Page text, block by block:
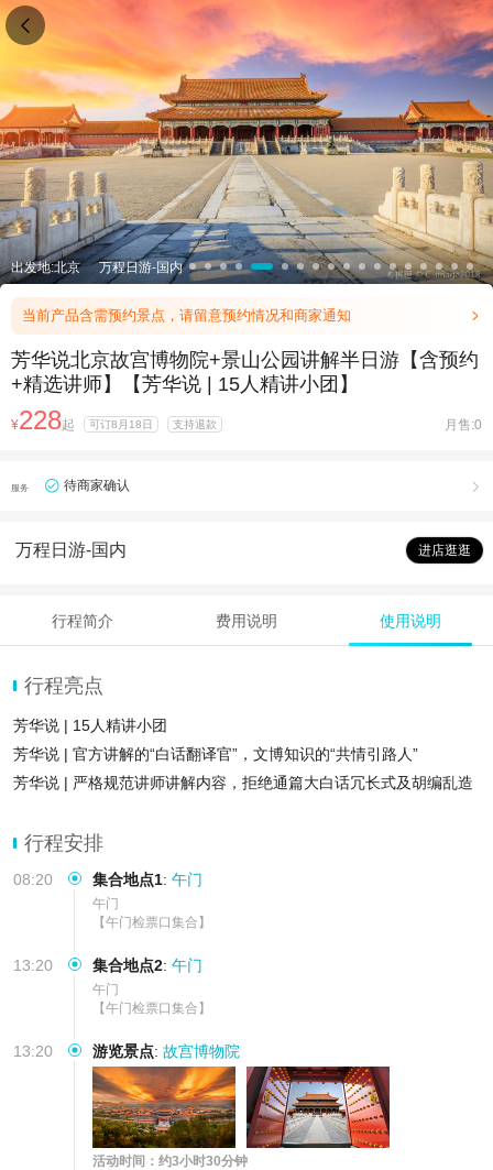
出发地:北京 万程日游-国内
当前产品含需预约景点，请留意预约情况和商家通知 
芳华说北京故宫博物院+景山公园讲解半日游【含预约
+精选讲师】【芳华说 | 15人精讲小团】
¥228起 可订8月18日 支持退款 月售:0
服务 待商家确认 
万程日游-国内 进店逛逛
行程简介 费用说明 使用说明
行程亮点
芳华说 | 15人精讲小团
芳华说 | 官方讲解的“白话翻译官”，文博知识的“共情引路人”
芳华说 | 严格规范讲师讲解内容，拒绝通篇大白话冗长式及胡编乱造
行程安排
08:20 集合地点1: 午门
午门
【午门检票口集合】
13:20 集合地点2: 午门
午门
【午门检票口集合】
13:20 游览景点: 故宫博物院
活动时间：约3小时30分钟
